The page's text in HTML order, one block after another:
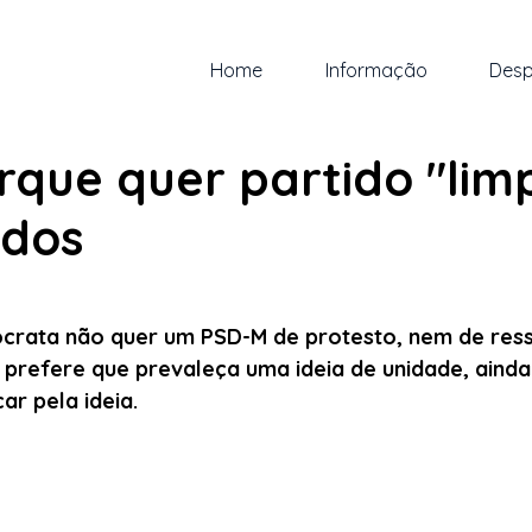
Home Informação
quer partido
não quer um PSD-M de protesto, nem de
que prevaleça uma ideia de unidade,
pela ideia.